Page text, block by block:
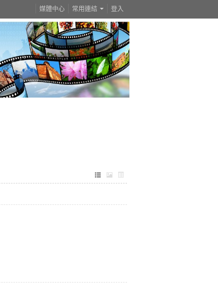
登入
媒體中心 常用連結